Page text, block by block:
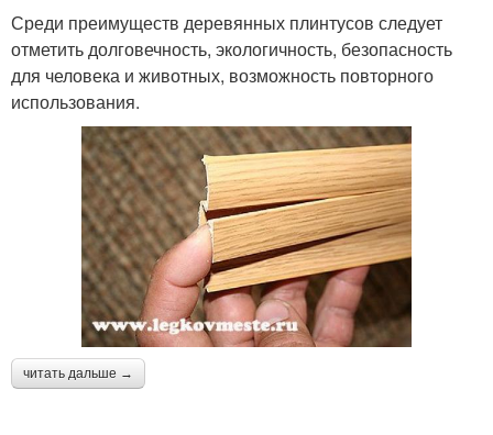
Среди преимуществ деревянных плинтусов следует
отметить долговечность, экологичность, безопасность
для человека и животных, возможность повторного
использования.
читать дальше →